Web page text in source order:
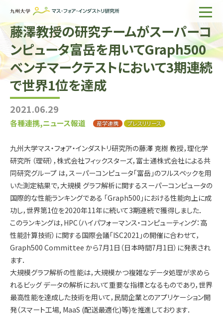
ホーム
IMIについて
組織・所員
研究活動
企業の方へ
サイト内検索 English
藤澤教授の研究チームがスーパーコ
ンピュータ富岳を用いてGraph500
ベンチマークテストにおいて3期連続
で世界1位を達成
2021.06.29
各種連携,ニュース報道 産学連携 プレスリリース
九州大学マス・フォア・インダストリ研究所の藤澤 克樹 教授，理化学
研究所 （理研），株式会社フィックスターズ，富士通株式会社による共
同研究グループ は，スーパーコンピュータ「富岳」のフルスペックを用
いた測定結果で，大規模 グラフ解析に関するスーパーコンピュータの
国際的な性能ランキングである 「Graph500」における性能向上に成
功し，世界第1位を2020年11年に続いて3期連続で獲得しました．
このランキングは，HPC（ハイパフォーマンス・コンピューティング：高
性能計算技術）に関する国際会議「ISC2021」の開催に合わせて，
Graph500 Committee から7月1日（日本時間7月1日）に発表され
ます．
大規模グラフ解析の性能は，大規模かつ複雑なデータ処理が求めら
れるビッグ データの解析において重要な指標となるものであり，世界
最高性能を達成した技術を用いて，民間企業とのアプリケーション開
発（スマート工場, MaaS (配送最適化)等)を推進しております．